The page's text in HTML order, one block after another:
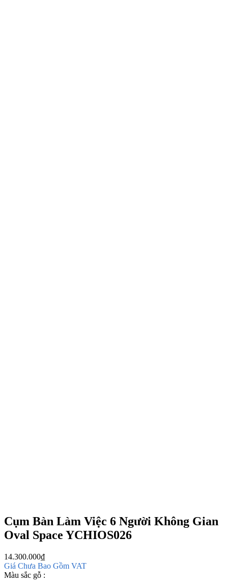
Cụm Bàn Làm Việc 6 Người Không Gian
Oval Space YCHIOS026
14.300.000₫
Giá Chưa Bao Gồm VAT
Màu sắc gỗ :